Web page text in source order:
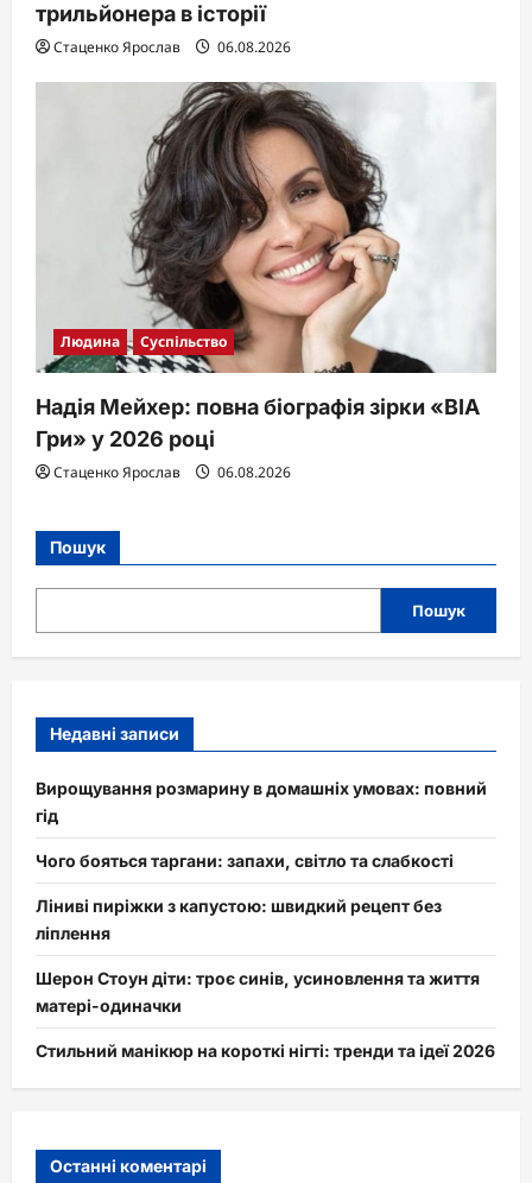
трильйонера в історії
Стаценко Ярослав 06.08.2026
Людина Суспільство
Надія Мейхер: повна біографія зірки «ВІА
Гри» у 2026 році
Стаценко Ярослав 06.08.2026
Пошук
Пошук
Недавні записи
Вирощування розмарину в домашніх умовах: повний
гід
Чого бояться таргани: запахи, світло та слабкості
Ліниві пиріжки з капустою: швидкий рецепт без
ліплення
Шерон Стоун діти: троє синів, усиновлення та життя
матері-одиначки
Стильний манікюр на короткі нігті: тренди та ідеї 2026
Останні коментарі